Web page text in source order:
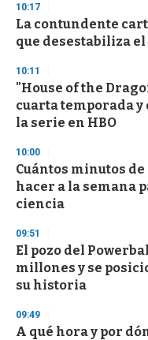
3
s
c
n
d
10:17
La contundente
que desestabiliza
10:11
"House of the
cuarta temporada y
la serie en HBO
10:00
Cuántos minutos
hacer a la semana
ciencia
09:51
El pozo del
millones y se
su historia
09:49
A qué hora y por